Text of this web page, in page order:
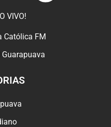
VIVO!
Católica FM